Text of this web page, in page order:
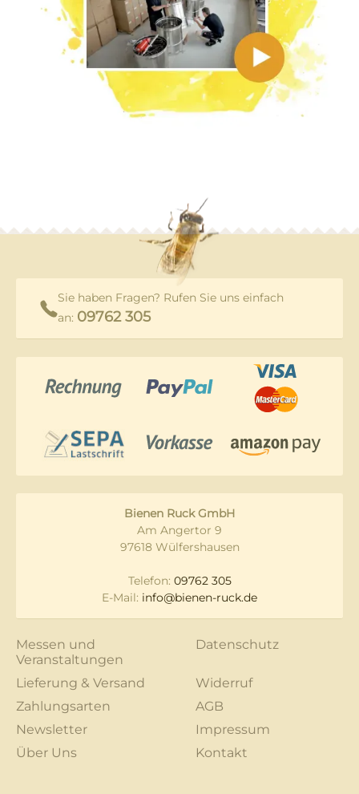
Sie haben Fragen? Rufen Sie uns einfach
an: 09762 305
Bienen Ruck GmbH
Am Angertor 9
97618 Wülfershausen
Telefon: 09762 305
E-Mail: info@bienen-ruck.de
Messen und
Veranstaltungen
Datenschutz
Lieferung & Versand
Widerruf
Zahlungsarten
AGB
Newsletter
Impressum
Über Uns
Kontakt